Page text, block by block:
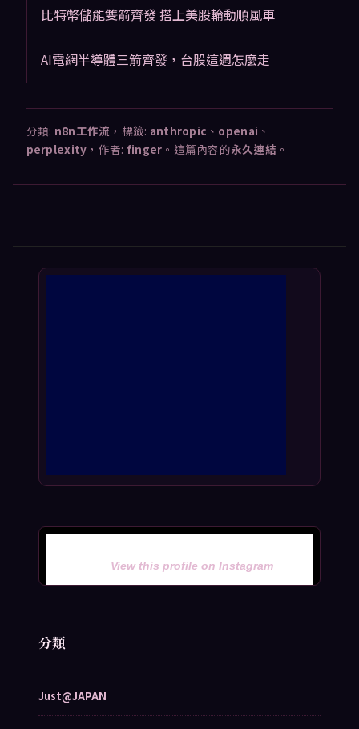
比特幣儲能雙箭齊發 搭上美股輪動順風車
AI電網半導體三箭齊發，台股這週怎麼走
分類: n8n工作流 ，標籤: anthropic 、 openai 、
perplexity ，作者: finger 。這篇內容的永久連結 。
View this profile on Instagram
分類
Just@JAPAN